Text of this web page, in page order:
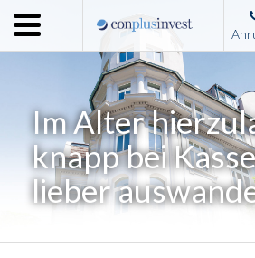
Menu
Home
Unternehmen
Leistungen
Immobilienangebote
News
Im Alter
knapp bei
lieber